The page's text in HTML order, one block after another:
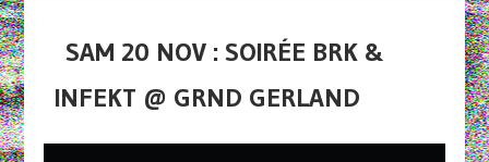
SAM 20 NOV : SOIRÉE BRK &
INFEKT @ GRND GERLAND